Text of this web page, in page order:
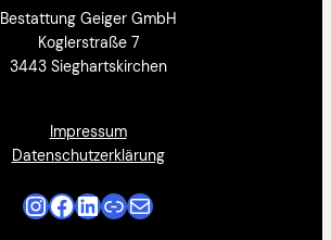
Bestattung Geiger GmbH
Koglerstraße 7
3443 Sieghartskirchen
Impressum
Datenschutzerklärung
InstagramFacebook LinkedIn Link E-Mail